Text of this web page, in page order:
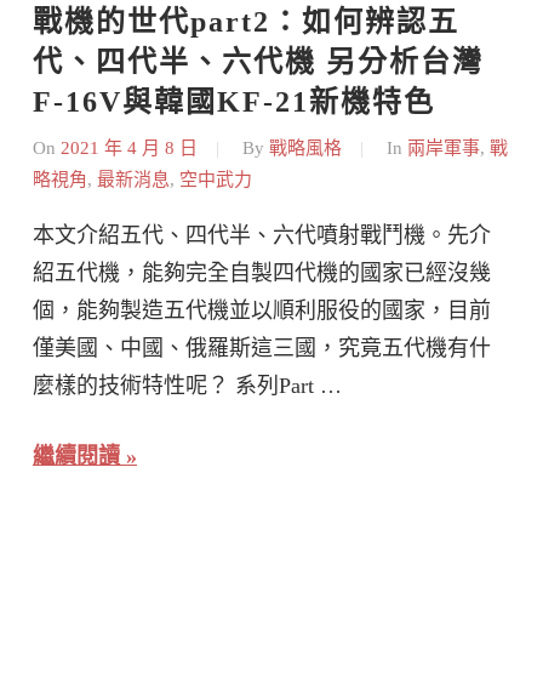
戰機的世代part2：如何辨認五
代、四代半、六代機 另分析台灣
F-16V與韓國KF-21新機特色
On 2021 年 4 月 8 日 By 戰略風格 In 兩岸軍事, 戰
略視角, 最新消息, 空中武力
本文介紹五代、四代半、六代噴射戰鬥機。先介
紹五代機，能夠完全自製四代機的國家已經沒幾
個，能夠製造五代機並以順利服役的國家，目前
僅美國、中國、俄羅斯這三國，究竟五代機有什
麼樣的技術特性呢？ 系列Part …
繼續閱讀